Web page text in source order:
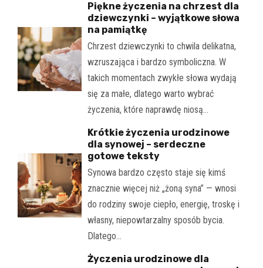
Piękne życzenia na chrzest dla
dziewczynki – wyjątkowe słowa
na pamiątkę
Chrzest dziewczynki to chwila delikatna,
wzruszająca i bardzo symboliczna. W
takich momentach zwykłe słowa wydają
się za małe, dlatego warto wybrać
życzenia, które naprawdę niosą…
Krótkie życzenia urodzinowe
dla synowej – serdeczne
gotowe teksty
Synowa bardzo często staje się kimś
znacznie więcej niż „żoną syna” — wnosi
do rodziny swoje ciepło, energię, troskę i
własny, niepowtarzalny sposób bycia.
Dlatego…
Życzenia urodzinowe dla